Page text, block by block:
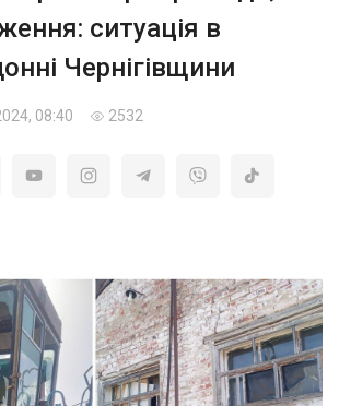
ситуація в
Чернігівщини
08:40 2532